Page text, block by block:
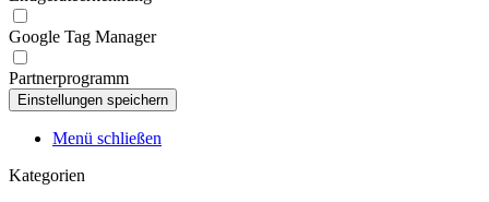
Google Tag Manager
Partnerprogramm
Menü schließen
Kategorien